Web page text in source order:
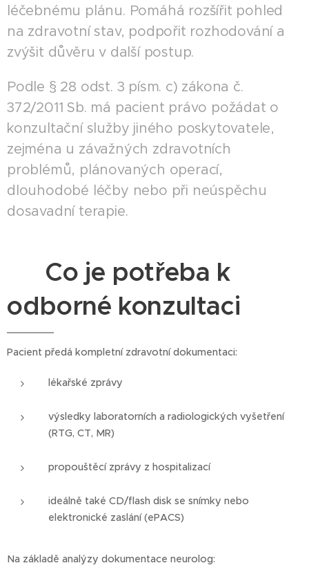
léčebnému plánu. Pomáhá rozšířit pohled
na zdravotní stav, podpořit rozhodování a
zvýšit důvěru v další postup.
Podle § 28 odst. 3 písm. c) zákona č.
372/2011 Sb. má pacient právo požádat o
konzultační služby jiného poskytovatele,
zejména u závažných zdravotních
problémů, plánovaných operací,
dlouhodobé léčby nebo při neúspěchu
dosavadní terapie.
📄 Co je potřeba k
odborné konzultaci
Pacient předá kompletní zdravotní dokumentaci:
lékařské zprávy
výsledky laboratorních a radiologických vyšetření
(RTG, CT, MR)
propouštěcí zprávy z hospitalizací
ideálně také CD/flash disk se snímky nebo
elektronické zaslání (ePACS)
Na základě analýzy dokumentace neurolog: